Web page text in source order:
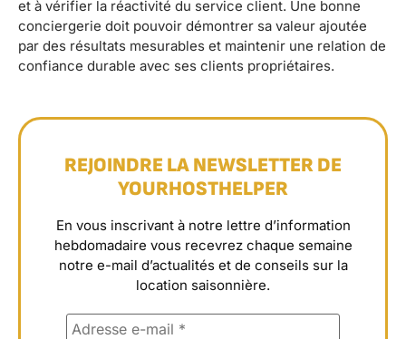
et à vérifier la réactivité du service client. Une bonne
conciergerie doit pouvoir démontrer sa valeur ajoutée
par des résultats mesurables et maintenir une relation de
confiance durable avec ses clients propriétaires.
REJOINDRE LA NEWSLETTER DE
YOURHOSTHELPER
En vous inscrivant à notre lettre d’information
hebdomadaire vous recevrez chaque semaine
notre e-mail d’actualités et de conseils sur la
location saisonnière.